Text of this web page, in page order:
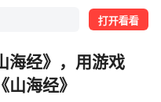
打开看看
经》，用游戏
海经》